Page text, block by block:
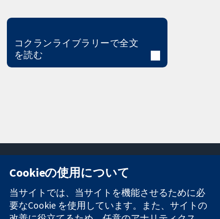
コクランライブラリーで全文
を読む
信頼できるエビ
デンスと
11-13 Cavendish
Square
London
お問い合わせ
ニュース
広報
Cookieの使用について
当サイトでは、当サイトを機能させるために必
要なCookie を使用しています。また、サイトの